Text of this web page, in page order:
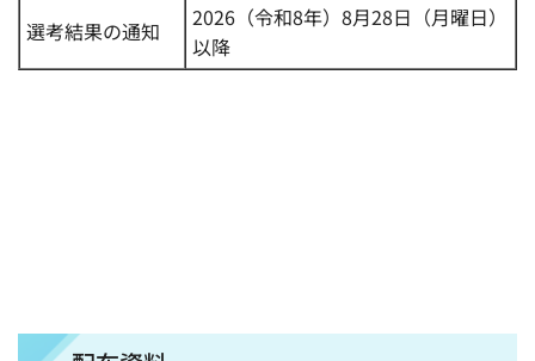
選考結果の通知
2026（令和8年）8月28日（月曜日）
以降